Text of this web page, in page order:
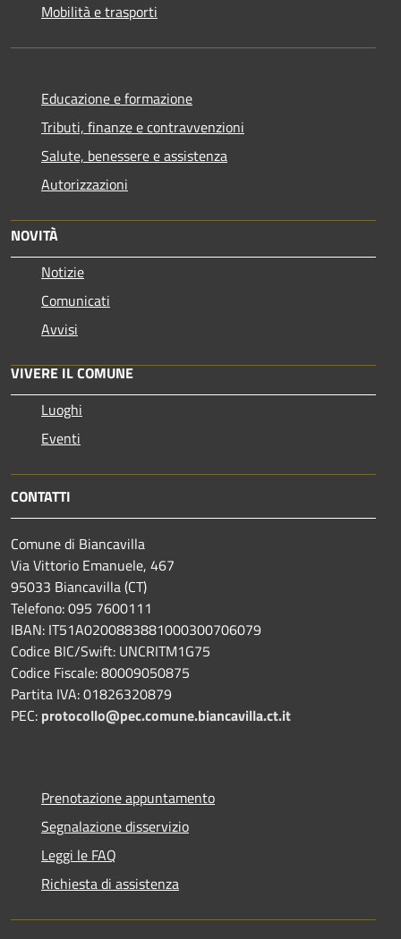
Mobilità e trasporti
Educazione e formazione
Tributi, finanze e contravvenzioni
Salute, benessere e assistenza
Autorizzazioni
NOVITÀ
Notizie
Comunicati
Avvisi
VIVERE IL COMUNE
Luoghi
Eventi
CONTATTI
Comune di Biancavilla
Via Vittorio Emanuele, 467
95033 Biancavilla (CT)
Telefono: 095 7600111
IBAN: IT51A0200883881000300706079
Codice BIC/Swift: UNCRITM1G75
Codice Fiscale: 80009050875
Partita IVA: 01826320879
PEC: protocollo@pec.comune.biancavilla.ct.it
Prenotazione appuntamento
Segnalazione disservizio
Leggi le FAQ
Richiesta di assistenza